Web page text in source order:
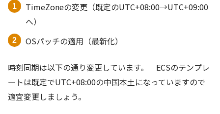
TimeZoneの変更（既定のUTC+08:00→UTC+09:00
へ）
OSパッチの適用（最新化）
時刻同期は以下の通り変更しています。 ECSのテンプレ
ートは既定でUTC+08:00の中国本土になっていますので
適宜変更しましょう。